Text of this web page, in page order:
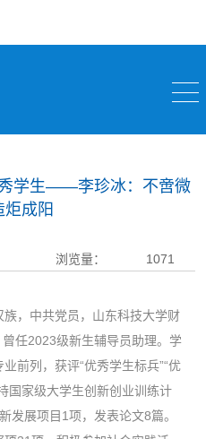
秀学生——李珍冰：不啻微
炬成阳
浏览量： 1071
族，中共党员，山东科技大学财
任2023级新生辅导员助理。学
前列，获评“优秀学生标兵”“优
国家级大学生创新创业训练计
发展项目1项，发表论文8篇。